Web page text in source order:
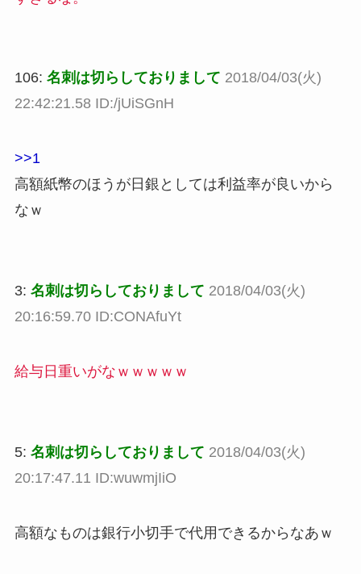
106: 名刺は切らしておりまして 2018/04/03(火)
22:42:21.58 ID:/jUiSGnH
>>1
高額紙幣のほうが日銀としては利益率が良いから
なｗ
3: 名刺は切らしておりまして 2018/04/03(火)
20:16:59.70 ID:CONAfuYt
給与日重いがなｗｗｗｗｗ
5: 名刺は切らしておりまして 2018/04/03(火)
20:17:47.11 ID:wuwmjIiO
高額なものは銀行小切手で代用できるからなあｗ